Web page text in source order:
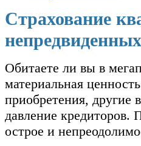
Страхование
Обитаете ли вы в
материальная
приобретения, другие
давление
острое и